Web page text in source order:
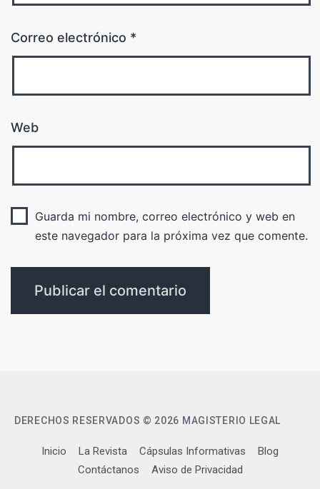
Correo electrónico *
Web
Guarda mi nombre, correo electrónico y web en
este navegador para la próxima vez que comente.
DERECHOS RESERVADOS © 2026 MAGISTERIO LEGAL
Inicio La Revista Cápsulas Informativas
Blog
Contáctanos
Aviso de Privacidad